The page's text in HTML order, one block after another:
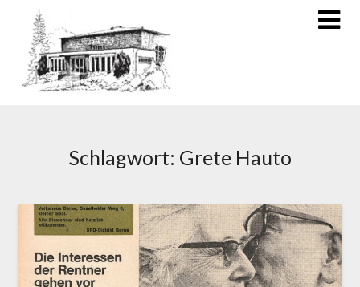
Schlagwort: Grete Hauto